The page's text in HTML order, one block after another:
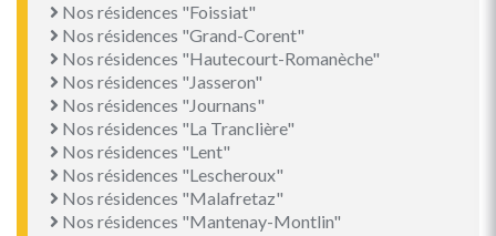
Nos résidences "Foissiat"
Nos résidences "Grand-Corent"
Nos résidences "Hautecourt-Romanèche"
Nos résidences "Jasseron"
Nos résidences "Journans"
Nos résidences "La Tranclière"
Nos résidences "Lent"
Nos résidences "Lescheroux"
Nos résidences "Malafretaz"
Nos résidences "Mantenay-Montlin"